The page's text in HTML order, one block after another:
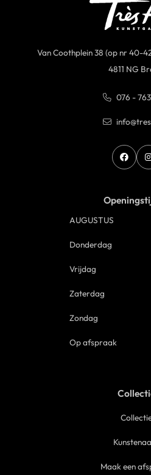
Van Coothplein 38 (op nr 40-
4811 NG
076 -
AUGUSTUS
Donderdag
Vrijdag
Zaterdag
Zondag
Op afspraak
Maak een